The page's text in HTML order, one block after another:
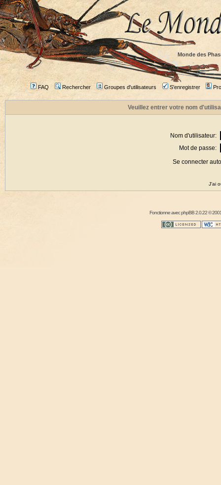
Monde des
FAQ Rechercher Groupes d'utilisateurs S'enregistrer
Veuillez entrer votre nom
Nom d'utilisateur:
Mot de passe:
Se connecter
J'ai
Fonctionne avecphpBB2.0.22 ©